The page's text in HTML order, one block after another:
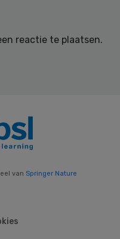
reactie te plaatsen.
van Springer Nature